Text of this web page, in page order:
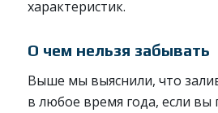
характеристик.
О чем нельзя забывать
Выше мы выяснили, что
в любое время года, если вы